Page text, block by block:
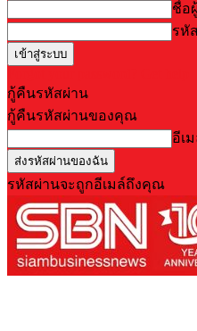
ชื่อ
รหั
กู้คืนรหัสผ่าน
กู้คืนรหัสผ่านของคุณ
อีเ
รหัสผ่านจะถูกอีเมล์ถึงคุณ